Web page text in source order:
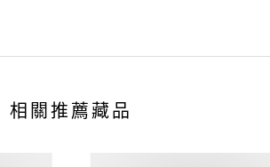
相關推薦藏品